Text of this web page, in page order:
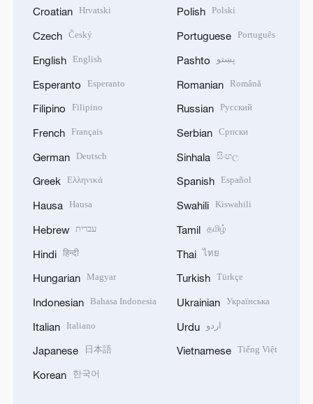
Croatian Hrvatski
Czech Český
English English
Esperanto Esperanto
Filipino Filipino
French Français
German Deutsch
Greek Ελληνικά
Hausa Hausa
Hebrew עברית
Hindi हिन्दी
Hungarian Magyar
Indonesian Bahasa Indonesia
Italian Italiano
Japanese 日本語
Korean 한국어
Polish Polski
Portuguese Português
Pashto پښتو
Romanian Română
Russian Русский
Serbian Српски
Sinhala සිංහල
Spanish Español
Swahili Kiswahili
Tamil தமிழ்
Thai ไทย
Turkish Türkçe
Ukrainian Українська
Urdu اردو
Vietnamese Tiếng Việt